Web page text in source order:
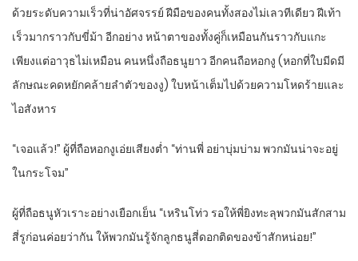
ด้วยระดับความเร็วที่น่าอัศจรรย์ ฝีมือของคนทั้งสองไม่เลวทีเดียว ฝีเท้า
เร็วมากราวกับขี่ม้า อีกอย่าง หน้าตาของทั้งคู่ก็เหมือนกันราวกับแกะ
เพียงแต่อาวุธไม่เหมือน คนหนึ่งถือธนูยาว อีกคนถือหอกงู (หอกที่ใบมีดมี
ลักษณะคดหยักคล้ายลำตัวของงู) ใบหน้าเต็มไปด้วยความโหดร้ายและ
ไอสังหาร
“เจอแล้ว!” ผู้ที่ถือหอกงูเอ่ยเสียงต่ำ “ท่านพี่ อย่าบุ่มบ่าม พวกมันน่าจะอยู่
ในกระโจม”
ผู้ที่ถือธนูหัวเราะอย่างเยือกเย็น “เหรินโท่ว รอให้พี่ยิงทะลุพวกมันสักสาม
สี่รูก่อนค่อยว่ากัน ให้พวกมันรู้จักลูกธนูสี่ดอกติดของข้าสักหน่อย!”